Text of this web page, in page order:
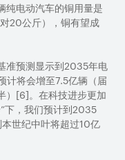
纯电动汽车的铜用量是
20公斤），铜有望成
准预测显示到2035年电
计将会增至7.5亿辆（届
[6]。在科技进步更加
下，我们预计到2035
世纪中叶将超过10亿